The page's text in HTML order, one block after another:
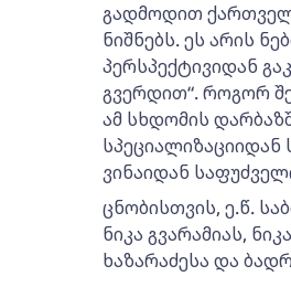
გადმოდით
ნიშნებს. ეს არის
პერსპექტივიდან
გვერდით“. როგორ
ამ სხდომის
სპეციალიზაციიდან
ვინაიდან
ცნობისთვის, ე.წ.
ნიკა გვარამიას,
ხაზარაძესა და